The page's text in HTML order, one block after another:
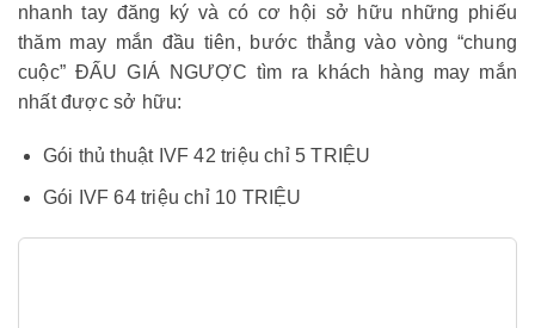
nhanh tay đăng ký và có cơ hội sở hữu những phiếu
thăm may mắn đầu tiên, bước thẳng vào vòng “chung
cuộc” ĐẤU GIÁ NGƯỢC tìm ra khách hàng may mắn
nhất được sở hữu:
Gói thủ thuật IVF 42 triệu chỉ 5 TRIỆU
Gói IVF 64 triệu chỉ 10 TRIỆU